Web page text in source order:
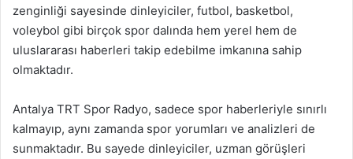
zenginliği sayesinde dinleyiciler, futbol, basketbol,
voleybol gibi birçok spor dalında hem yerel hem de
uluslararası haberleri takip edebilme imkanına sahip
olmaktadır.
Antalya TRT Spor Radyo, sadece spor haberleriyle sınırlı
kalmayıp, aynı zamanda spor yorumları ve analizleri de
sunmaktadır. Bu sayede dinleyiciler, uzman görüşleri